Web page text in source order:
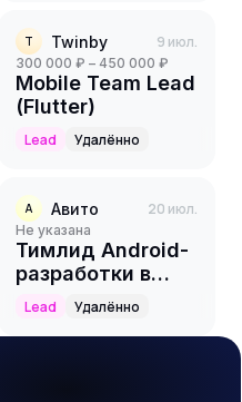
T Twinby 9 июл.
300 000 ₽ – 450 000 ₽
Mobile Team Lead
(Flutter)
Lead Удалённо
А Авито 20 июл.
Не указана
Тимлид Android-
разработки в
команду Speed
Lead Удалённо